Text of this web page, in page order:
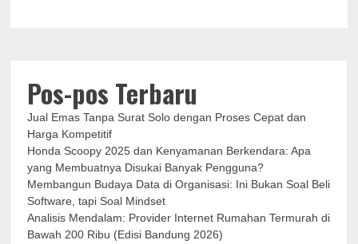
Pos-pos Terbaru
Jual Emas Tanpa Surat Solo dengan Proses Cepat dan
Harga Kompetitif
Honda Scoopy 2025 dan Kenyamanan Berkendara: Apa
yang Membuatnya Disukai Banyak Pengguna?
Membangun Budaya Data di Organisasi: Ini Bukan Soal Beli
Software, tapi Soal Mindset
Analisis Mendalam: Provider Internet Rumahan Termurah di
Bawah 200 Ribu (Edisi Bandung 2026)